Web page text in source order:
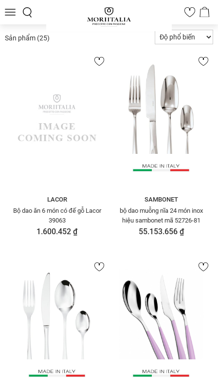
Toggle
0
Sản phẩm (25)
LACOR
Bộ dao ăn 6 món có đế gỗ Lacor
39063
1.600.452 ₫
SAMBONET
bộ dao muỗng nĩa 24 món inox
hiệu sambonet mã 52726-81
55.153.656 ₫